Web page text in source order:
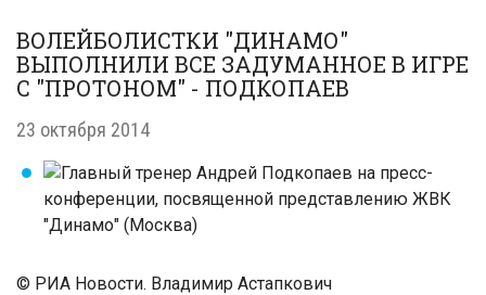
ВОЛЕЙБОЛИСТКИ "ДИНАМО"
ВЫПОЛНИЛИ ВСЕ ЗАДУМАННОЕ В ИГРЕ
С "ПРОТОНОМ" - ПОДКОПАЕВ
23 октября 2014
© РИА Новости. Владимир Астапкович